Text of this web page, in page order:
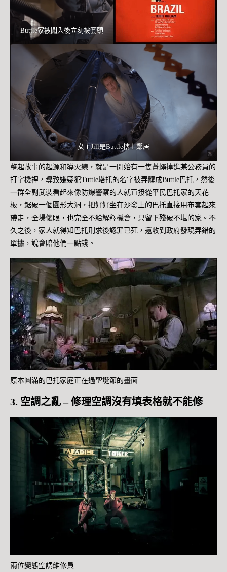
Buttle家被闖入後立刻被套頭
女主Jill是Buttle樓上鄰居
整起故事的起源和導火線，就是一開始有一隻蒼蠅掉進某公務員的
打字機裡，導致嫌疑犯Tuttle塔托的名字被弄髒成Buttle巴托，然後
一群全副武裝看起來像防爆警察的人就直接從平民巴托家的天花
板，鋸破一個圓形大洞，把好好坐在沙發上的巴托直接用布套起來
帶走，全場傻眼，也完全不給解釋機會，只留下殘破不堪的家。不
久之後，家人就得知巴托刑求後認罪已死，還收到政府發現弄錯的
單據，說會賠他們一點錢。
原本圓滿的巴托家庭正在過聖誕節的畫面
3. 空調之亂 – 修理空調沒有填表格就不能修
兩位變態空調維修員